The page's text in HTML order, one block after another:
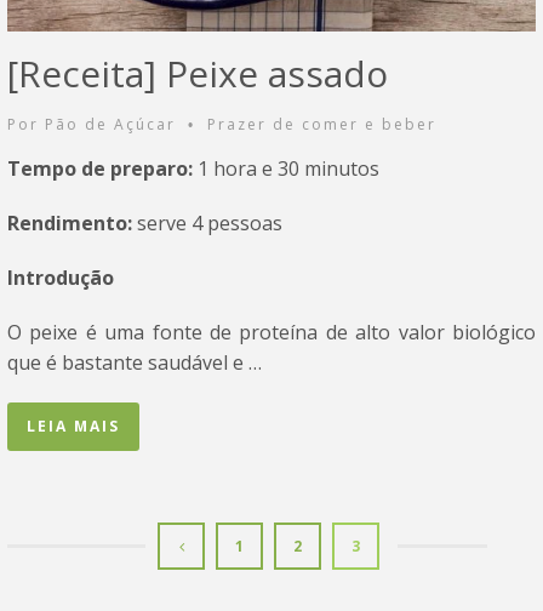
[Receita] Peixe assado
Por Pão de Açúcar • Prazer de comer e beber
Tempo de preparo: 1 hora e 30 minutos
Rendimento:serve 4 pessoas
Introdução
O peixe é uma fonte de proteína de alto valor biológico
que é bastante saudável e …
LEIA MAIS
1 2 3